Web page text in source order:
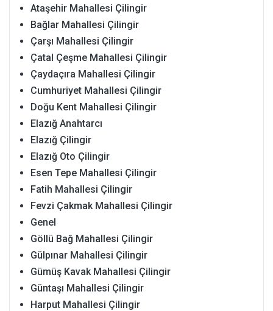
Ataşehir Mahallesi Çilingir
Bağlar Mahallesi Çilingir
Çarşı Mahallesi Çilingir
Çatal Çeşme Mahallesi Çilingir
Çaydaçıra Mahallesi Çilingir
Cumhuriyet Mahallesi Çilingir
Doğu Kent Mahallesi Çilingir
Elazığ Anahtarcı
Elazığ Çilingir
Elazığ Oto Çilingir
Esen Tepe Mahallesi Çilingir
Fatih Mahallesi Çilingir
Fevzi Çakmak Mahallesi Çilingir
Genel
Göllü Bağ Mahallesi Çilingir
Gülpınar Mahallesi Çilingir
Gümüş Kavak Mahallesi Çilingir
Güntaşı Mahallesi Çilingir
Harput Mahallesi Çilingir